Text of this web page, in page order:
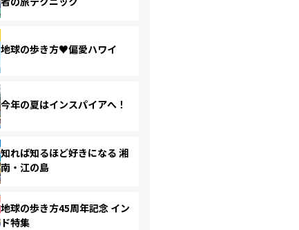
地球の歩き方♥偏愛ハワイ
今年の夏はインスパイアへ！
知れば知るほど好きになる 湘
南・江の島
地球の歩き方45周年記念 イン
ド特集